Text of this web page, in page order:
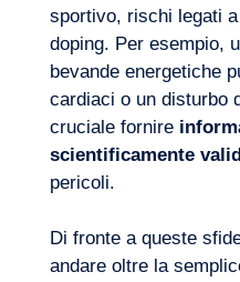
sportivo, rischi legati
doping. Per esempio,
bevande energetiche
cardiaci o un disturbo
cruciale fornire
scientificamente
pericoli.
Di fronte a queste
andare oltre la